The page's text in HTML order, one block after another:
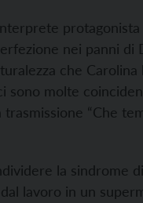
nei panni
che
molte
“Che
la sindrome
lavoro in un